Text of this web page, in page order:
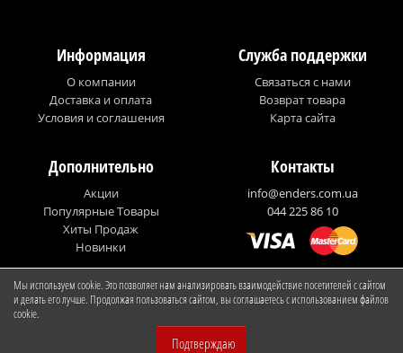
Информация
О компании
Доставка и оплата
Условия и соглашения
Служба поддержки
Связаться с нами
Возврат товара
Карта сайта
Дополнительно
Акции
Популярные Товары
Хиты Продаж
Новинки
Контакты
info@enders.com.ua
044 225 86 10
© Enders Ukraine
Мы используем cookie. Это позволяет нам анализировать взаимодействие посетителей с сайтом
и делать его лучше. Продолжая пользоваться сайтом, вы соглашаетесь с использованием файлов
cookie.
Подтверждаю